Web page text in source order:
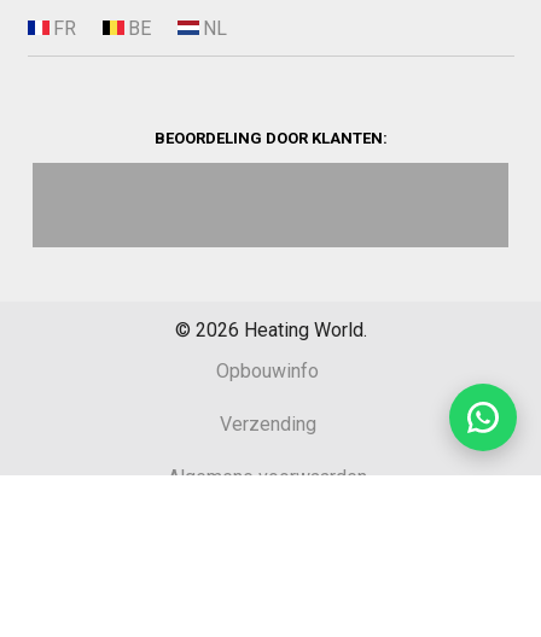
BEOORDELING DOOR KLANTEN:
© 2026 Heating World.
Opbouwinfo
Verzending
Algemene voorwaarden